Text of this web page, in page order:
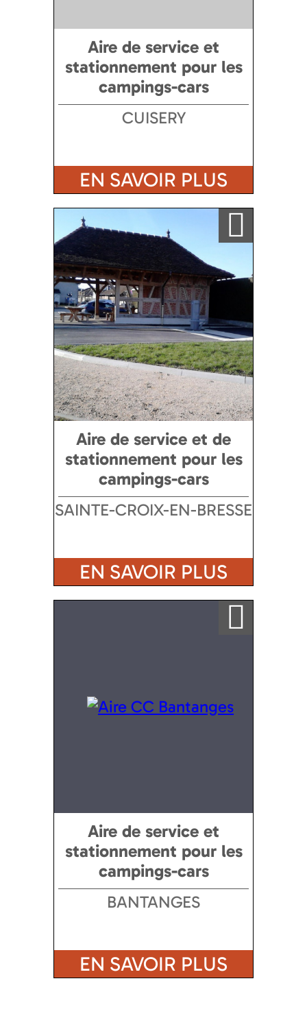
Aire de service et
stationnement pour les
campings-cars
CUISERY
EN SAVOIR PLUS
Ajouter a ma sélection
Aire de service et de
stationnement pour les
campings-cars
SAINTE-CROIX-EN-BRESSE
EN SAVOIR PLUS
Ajouter a ma sélection
Aire de service et
stationnement pour les
campings-cars
BANTANGES
EN SAVOIR PLUS